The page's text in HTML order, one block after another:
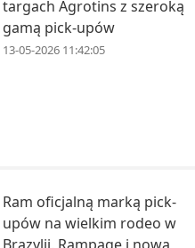
targach Agrotins z szeroką
gamą pick-upów
13-05-2026 11:42:05
Ram oficjalną marką pick-
upów na wielkim rodeo w